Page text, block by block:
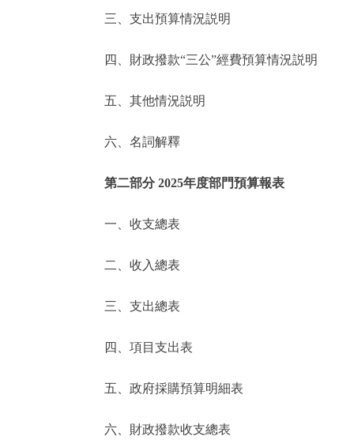
便民服務
仲介服務
政民互動
12345網上接訴即辦
參與調查
走進北京
北京概況
綠色北京
三、支出預算情況説明
四、財政撥款“三公”經費預算情況説明
五、其他情況説明
六、名詞解釋
第二部分 2025年度部門預算報表
一、收支總表
二、收入總表
三、支出總表
四、項目支出表
五、政府採購預算明細表
六、財政撥款收支總表